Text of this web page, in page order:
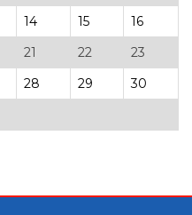
14 15
16
21 22
23
28 29
30